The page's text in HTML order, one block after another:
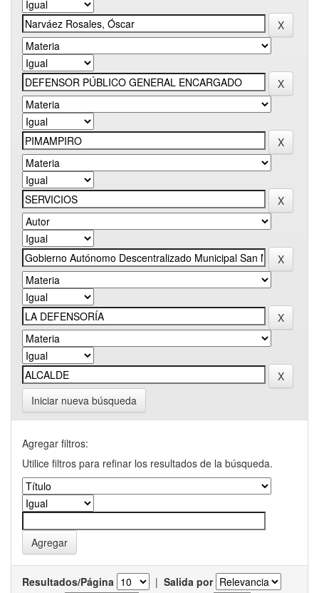
Iniciar nueva búsqueda
Agregar filtros:
Utilice filtros para refinar los resultados de la búsqueda.
Resultados/Página | Salida por